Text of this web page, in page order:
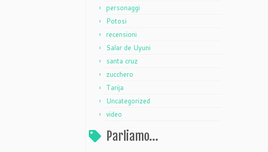
personaggi
Potosi
recensioni
Salar de Uyuni
santa cruz
zucchero
Tarija
Uncategorized
video
Parliamo…